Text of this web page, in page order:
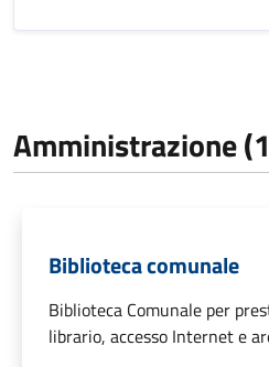
Amministrazione
Biblioteca comunale
Biblioteca Comunale per
librario, accesso Internet e